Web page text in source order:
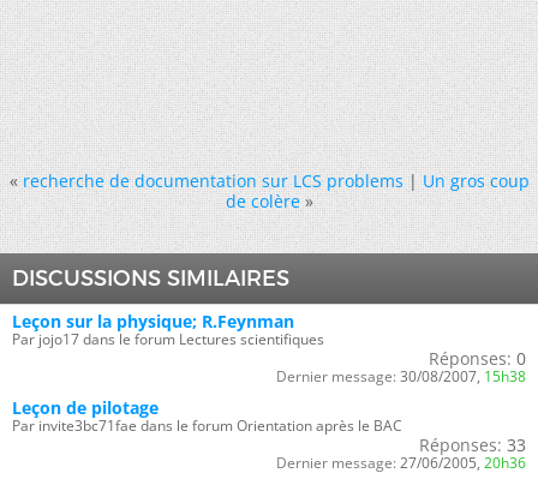
« recherche de documentation sur LCS problems|Un gros coup
de colère »
DISCUSSIONS SIMILAIRES
Leçon sur la physique; R.Feynman
Par jojo17 dans le forum Lectures scientifiques
Réponses: 0
Dernier message: 30/08/2007, 15h38
Leçon de pilotage
Par invite3bc71fae dans le forum Orientation après le BAC
Réponses: 33
Dernier message: 27/06/2005, 20h36